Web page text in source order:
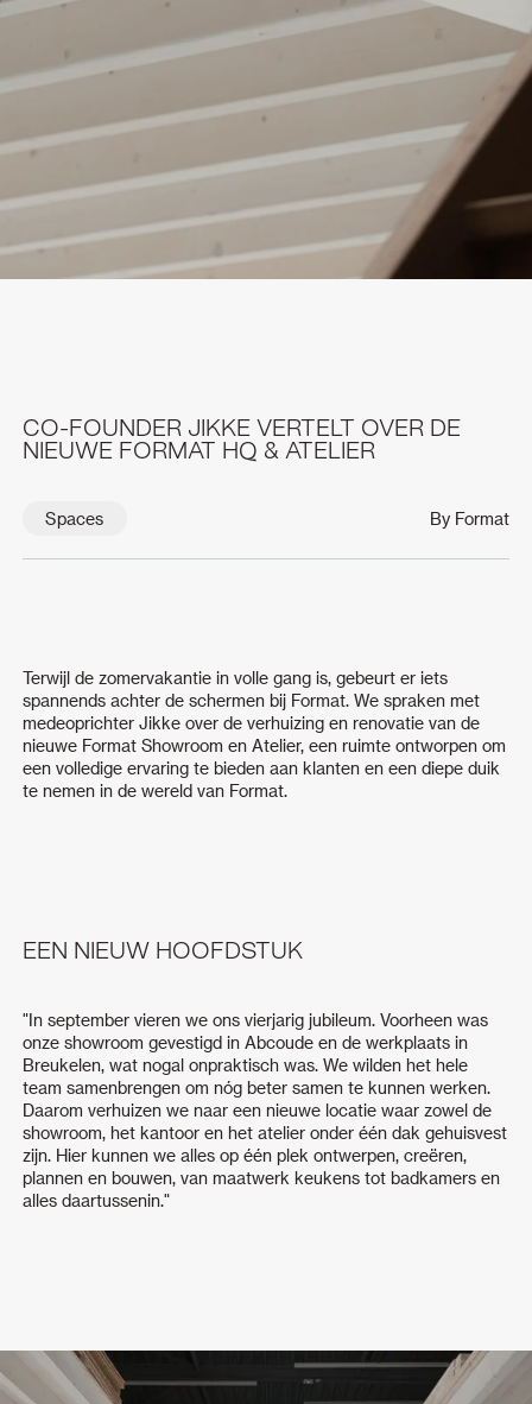
CO-FOUNDER JIKKE VERTELT OVER DE
NIEUWE FORMAT HQ & ATELIER
Spaces By Format
Terwijl de zomervakantie in volle gang is, gebeurt er iets
spannends achter de schermen bij Format. We spraken met
medeoprichter Jikke over de verhuizing en renovatie van de
nieuwe Format Showroom en Atelier, een ruimte ontworpen om
een volledige ervaring te bieden aan klanten en een diepe duik
te nemen in de wereld van Format.
EEN NIEUW HOOFDSTUK
"In september vieren we ons vierjarig jubileum. Voorheen was
onze showroom gevestigd in Abcoude en de werkplaats in
Breukelen, wat nogal onpraktisch was. We wilden het hele
team samenbrengen om nóg beter samen te kunnen werken.
Daarom verhuizen we naar een nieuwe locatie waar zowel de
showroom, het kantoor en het atelier onder één dak gehuisvest
zijn. Hier kunnen we alles op één plek ontwerpen, creëren,
plannen en bouwen, van maatwerk keukens tot badkamers en
alles daartussenin."